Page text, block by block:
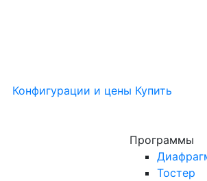
Конфигурации и цены Купить
Программы
Тостер